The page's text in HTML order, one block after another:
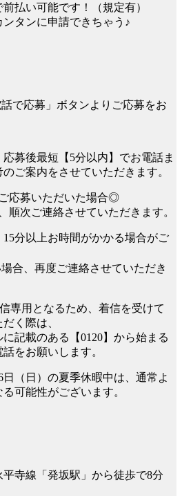
払い可能です！（規定有）
タンに申請できちゃう♪
話で応募」ボタンよりご応募をお
募後最短【5分以内】でお電話ま
ご案内をさせていただきます。
応募いただいた場合◎
順次ご連絡させていただきます。
分以上お時間がかかる場合がご
合、再度ご連絡させていただき
専用となるため、着信を受けて
く際は、
記載のある【0120】から始まる
をお願いします。
（日）の夏季休暇中は、通常よ
可能性がございます。
平寺線「発坂駅」から徒歩で8分